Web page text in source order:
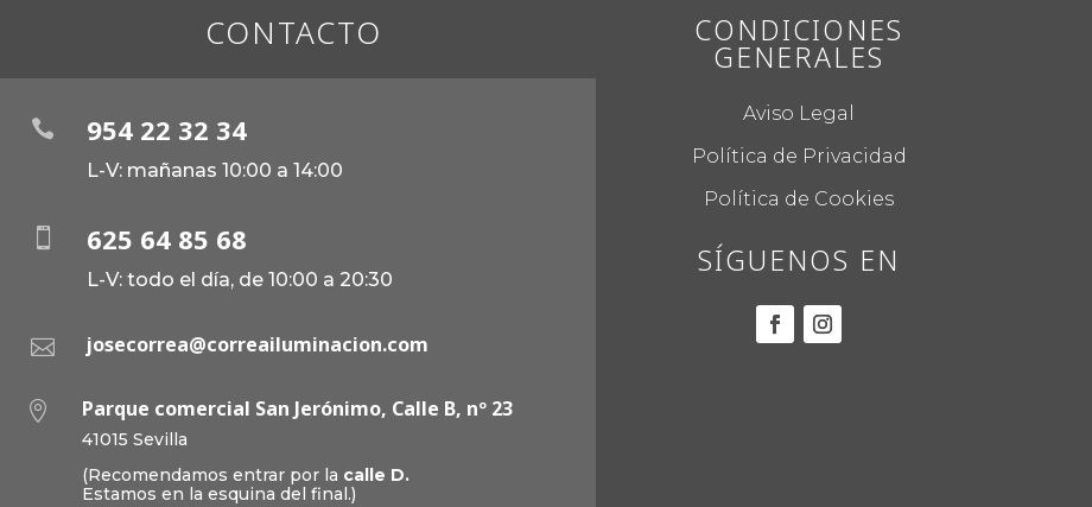
CONTACTO
 954 22 32 34
L-V: mañanas 10:00 a 14:00
 625 64 85 68
L-V: todo el día, de 10:00 a 20:30
 josecorrea@correailuminacion.com
 Parque comercial San Jerónimo, Calle B, nº 23
41015 Sevilla
(Recomendamos entrar por la calle D.
Estamos en la esquina del final.)
CONDICIONES
GENERALES
Aviso Legal
Política de Privacidad
Política de Cookies
SÍGUENOS EN